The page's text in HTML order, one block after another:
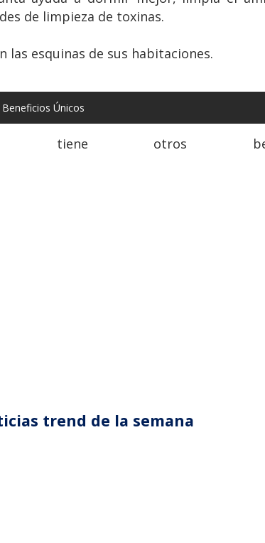
de limpieza de toxinas.
las esquinas de sus habitaciones.
Únicos
otros
trend de la semana